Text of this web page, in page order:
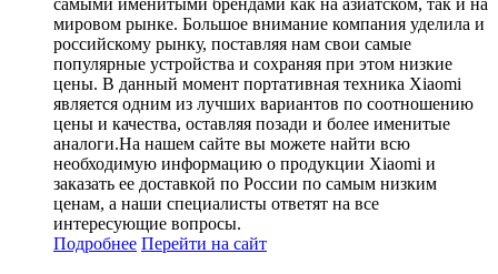
мировом рынке. Большое внимание компания уделила и
российскому рынку, поставляя нам свои самые
популярные устройства и сохраняя при этом низкие
цены. В данный момент портативная техника Xiaomi
является одним из лучших вариантов по соотношению
цены и качества, оставляя позади и более именитые
аналоги.На нашем сайте вы можете найти всю
необходимую информацию о продукции Xiaomi и
заказать ее доставкой по России по самым низким
ценам, а наши специалисты ответят на все
интересующие вопросы.
Подробнее Перейти на сайт